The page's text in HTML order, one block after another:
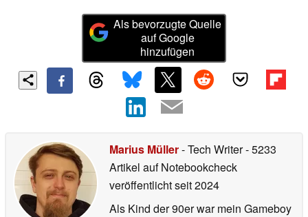
Als bevorzugte Quelle
auf Google
hinzufügen
Marius Müller- Tech Writer- 5233
Artikel auf Notebookcheck
veröffentlichtseit 2024
Als Kind der 90er war mein Gameboy